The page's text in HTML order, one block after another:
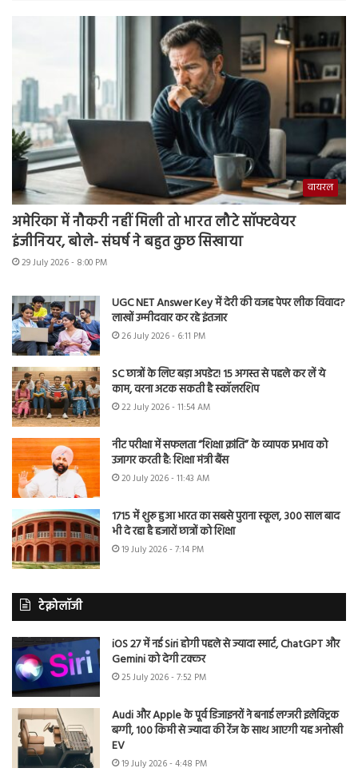
वायरल
अमेरिका में नौकरी नहीं मिली तो भारत लौटे सॉफ्टवेयर
इंजीनियर, बोले- संघर्ष ने बहुत कुछ सिखाया
29 July 2026 - 8:00 PM
UGC NET Answer Key में देरी की वजह पेपर लीक विवाद?
लाखों उम्मीदवार कर रहे इंतजार
26 July 2026 - 6:11 PM
SC छात्रों के लिए बड़ा अपडेट! 15 अगस्त से पहले कर लें ये
काम, वरना अटक सकती है स्कॉलरशिप
22 July 2026 - 11:54 AM
नीट परीक्षा में सफलता “शिक्षा क्रांति” के व्यापक प्रभाव को
उजागर करती है: शिक्षा मंत्री बैंस
20 July 2026 - 11:43 AM
1715 में शुरू हुआ भारत का सबसे पुराना स्कूल, 300 साल बाद
भी दे रहा है हजारों छात्रों को शिक्षा
19 July 2026 - 7:14 PM
टेक्नोलॉजी
iOS 27 में नई Siri होगी पहले से ज्यादा स्मार्ट, ChatGPT और
Gemini को देगी टक्कर
25 July 2026 - 7:52 PM
Audi और Apple के पूर्व डिजाइनरों ने बनाई लग्जरी इलेक्ट्रिक
बग्गी, 100 किमी से ज्यादा की रेंज के साथ आएगी यह अनोखी
EV
19 July 2026 - 4:48 PM